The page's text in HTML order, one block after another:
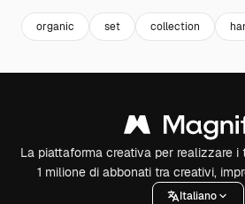
organic set collection
La piattaforma creativa per realizzare i
1 milione di abbonati tra creativi,
Italiano